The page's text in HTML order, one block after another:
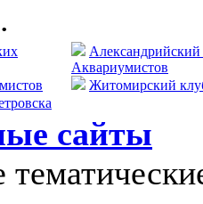
Аквариумистов
Житомирский
сайты